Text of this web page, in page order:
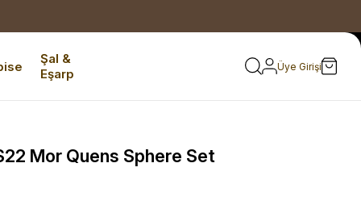
Şal &
Eşarp
Üye Girişi
Mor Quens Sphere Set